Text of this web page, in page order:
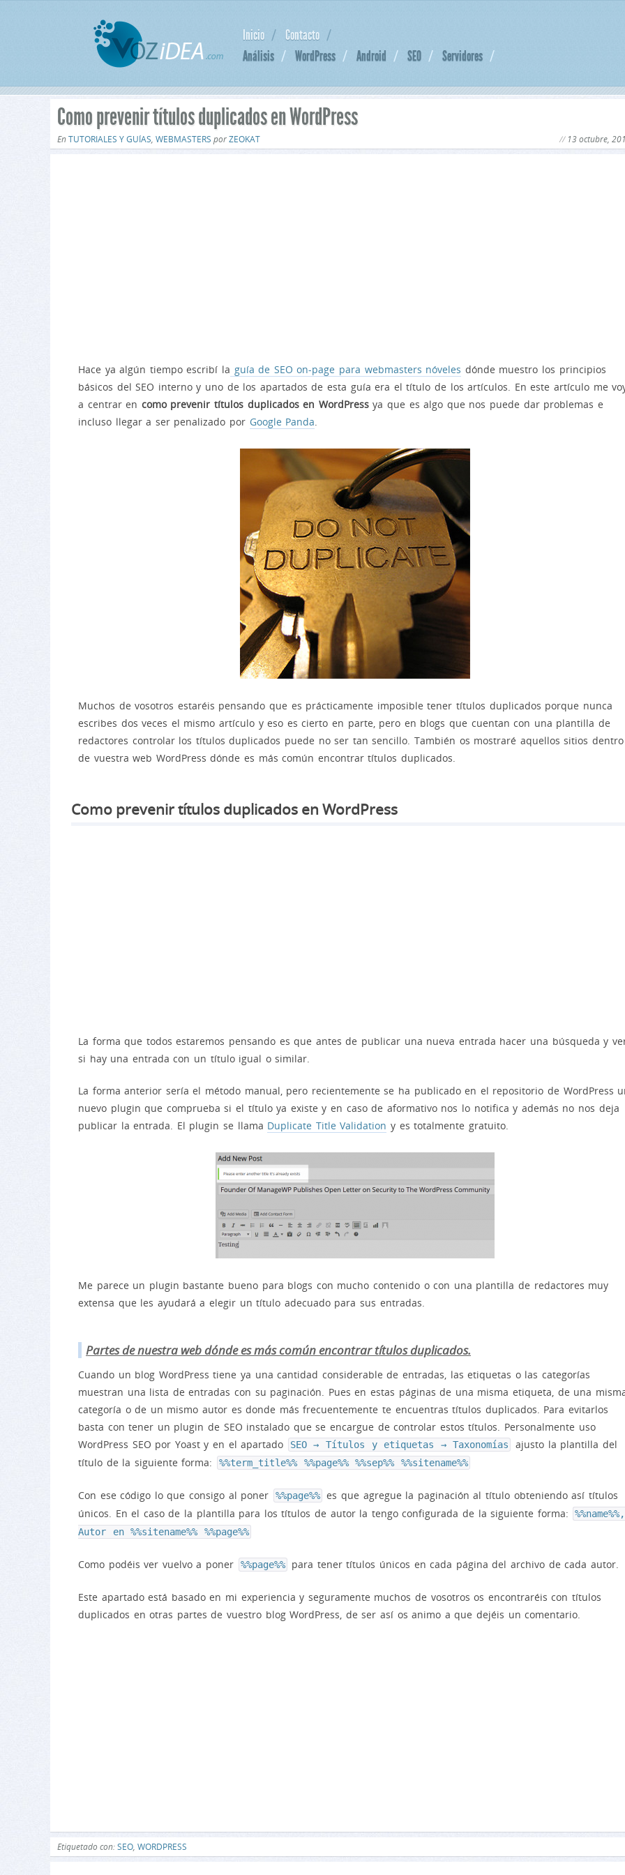
Inicio
Contacto
Análisis
WordPress Android SEO Servidores
Como prevenir títulos duplicados en WordPress
EnTUTORIALES Y GUÍAS, WEBMASTERS porZEOKAT 13 octubre,
Hace ya algún tiempo escribí la guía de SEO on-page para webmasters nóveles dónde muestro los principios
básicos del SEO interno y uno de los apartados de esta guía era el título de los artículos. En este artículo me
a centrar en como prevenir títulos duplicados en WordPressya que es algo que nos puede dar problemas e
incluso llegar a ser penalizado por Google Panda
Muchos de vosotros estaréis pensando que es prácticamente imposible tener títulos duplicados porque nunca
escribes dos veces el mismo artículo y eso es cierto en parte, pero en blogs que cuentan con una plantilla de
redactores controlar los títulos duplicados puede no ser tan sencillo. También os mostraré aquellos sitios dentro
de vuestra web WordPress dónde es más común encontrar títulos duplicados.
Como prevenir títulos duplicados en WordPress
La forma que todos estaremos pensando es que antes de publicar una nueva entrada hacer una búsqueda y
si hay una entrada con un título igual o similar.
La forma anterior sería el método manual, pero recientemente se ha publicado en el repositorio de WordPress
nuevo plugin que comprueba si el título ya existe y en caso de aformativo nos lo notifica y además no nos deja
publicar la entrada. El plugin se llama Duplicate Title Validation y es totalmente gratuito.
Me parece un plugin bastante bueno para blogs con mucho contenido o con una plantilla de redactores muy
extensa que les ayudará a elegir un título adecuado para sus entradas.
Partes de nuestra web dónde es más común encontrar títulos duplicados.
Cuando un blog WordPress tiene ya una cantidad considerable de entradas, las etiquetas o las categorías
muestran una lista de entradas con su paginación. Pues en estas páginas de una misma etiqueta, de una
categoría o de un mismo autor es donde más frecuentemente te encuentras títulos duplicados. Para evitarlos
basta con tener un plugin de SEO instalado que se encargue de controlar estos títulos. Personalmente uso
WordPress SEO por Yoast y en el apartado
SEO → Títulos y etiquetas → Taxonomías
ajusto la plantilla del
título de la siguiente forma:
%%term_title%% %%page%% %%sep%% %%sitename%%
Con ese código lo que consigo al poner %%page%% es que agregue la paginación al título obteniendo así títulos
únicos. En el caso de la plantilla para los títulos de autor la tengo configurada de la siguiente forma:
%%name%%,
Autor en %%sitename%% %%page%%
Como podéis ver vuelvo a poner %%page%% para tener títulos únicos en cada página del archivo de cada autor.
Este apartado está basado en mi experiencia y seguramente muchos de vosotros os encontraréis con títulos
duplicados en otras partes de vuestro blog WordPress, de ser así os animo a que dejéis un comentario.
Etiquetado con:SEO, WORDPRESS